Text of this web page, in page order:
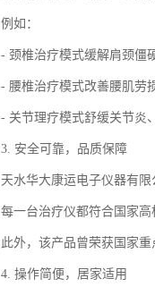
例如：
- 颈椎治疗模式缓解肩颈僵
- 腰椎治疗模式改善腰肌劳
- 关节理疗模式舒缓关节炎
3. 安全可靠，品质保障
天水华大康运电子仪器有
每一台治疗仪都符合国家高
此外，该产品曾荣获国家
4. 操作简便，居家适用